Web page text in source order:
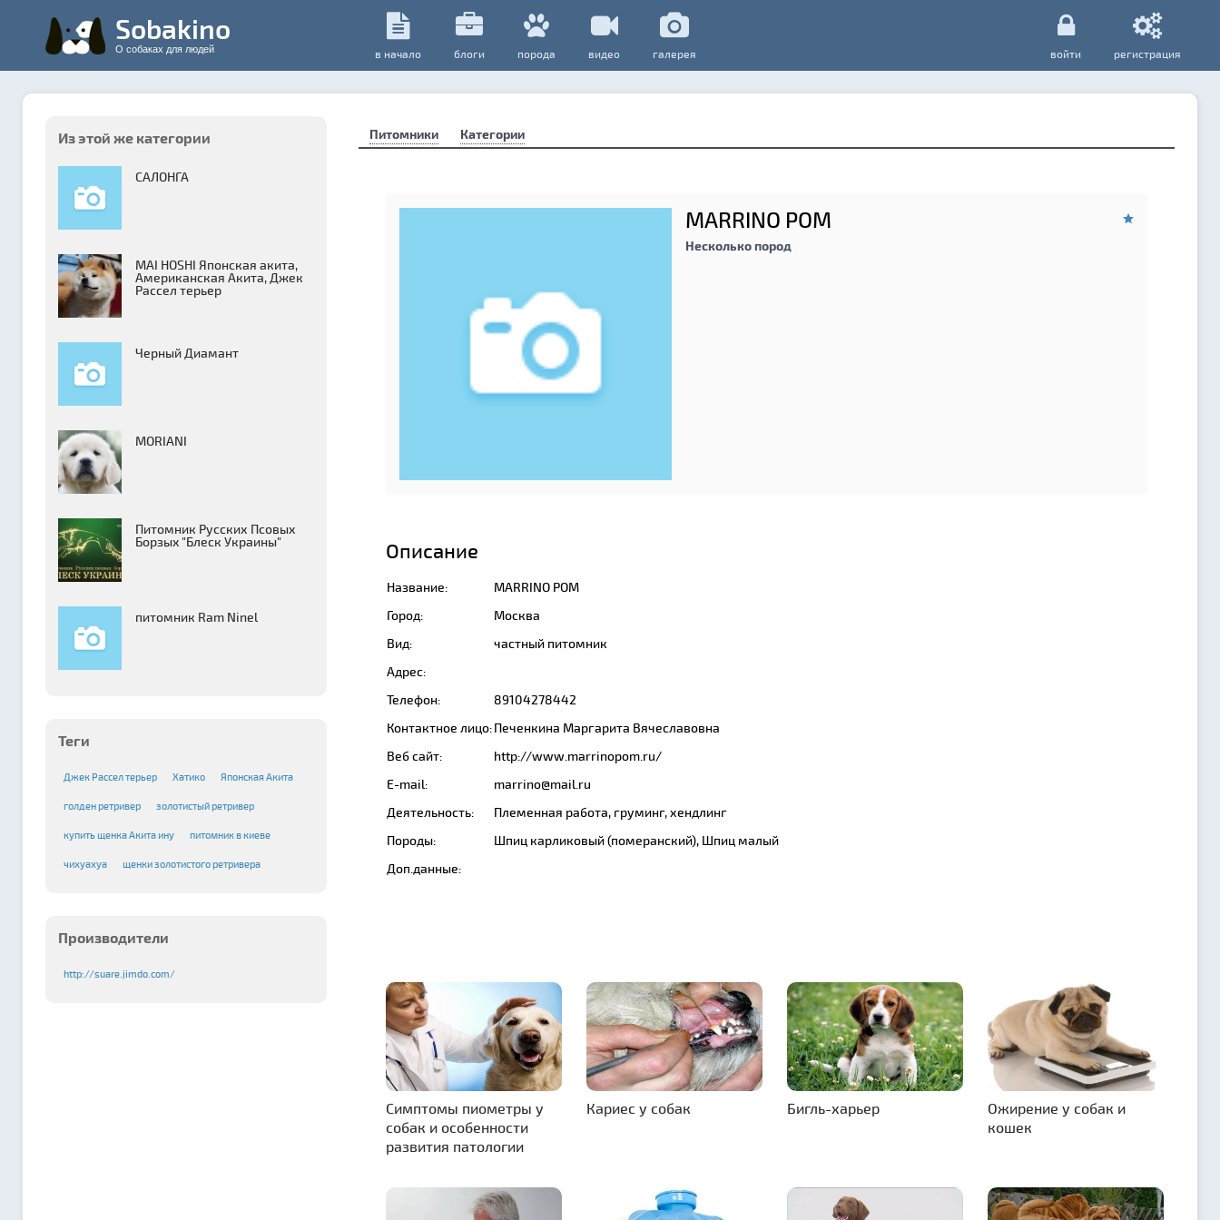
Sobakino
О собаках для людей в начало блоги порода видео галерея войти регистрация
Из этой же категории
САЛОНГА
MAI HOSHI Японская акита,
Американская Акита, Джек
Рассел терьер
Черный Диамант
MORIANI
Питомник Русских Псовых
Борзыx "Блеск Украины"
питомник Ram Ninel
Теги
Джек Рассел терьер Хатико Японская Акита
голден ретривер золотистый ретривер
купить щенка Акита ину питомник в киеве
чихуахуа щенки золотистого ретривера
Производители
http://suare.jimdo.com/
Питомники Категории
MARRINO POM
Несколько пород
Описание
Название:
MARRINO POM
Город:
Москва
Вид:
частный питомник
Адрес:
Телефон:
89104278442
Контактное лицо:Печенкина Маргарита Вячеславовна
Веб сайт:
http://www.marrinopom.ru/
E-mail:
marrino@mail.ru
Деятельность:
Племенная работа, груминг, хендлинг
Породы:
Шпиц карликовый (померанский), Шпиц малый
Доп.данные:
Симптомы пиометры у
собак и особенности
развития патологии
Кариес у собак Бигль-харьер
Ожирение у собак и
кошек